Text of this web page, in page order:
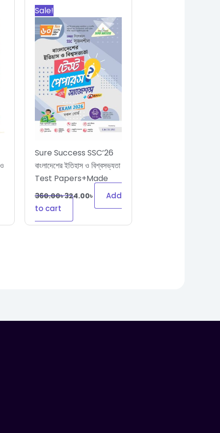
Sale!
Sure Success SSC’26
বাংলাদেশের ইতিহাস ও বিশ্বসভ্যতা
Test Papers+Made
Easy
360.00৳
was:
360.00৳.
324.00৳
is:
324.00৳.
Add
to cart